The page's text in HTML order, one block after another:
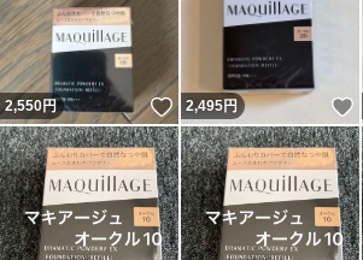
2,550円 いいね！
2,495円